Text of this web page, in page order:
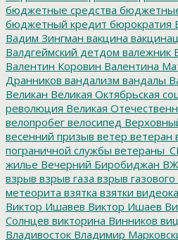
бюджетные средства
бюджетный кредит бюрократия
Вадим Зингман вакцина
Валдгеймский детдом валежник
Валентин Коровин Валентина
Дранников вандализм вандалы
Великан Великая Октябрьская
революция Великая
велопробег велосипед
весенний призыв ветер ветеран
пограничной службы
жилье Вечерний Биробиджан
взрыв взрыв газа взрыв
метеорита взятка взятки
Виктор Ишавев Виктор Ишаев
Солнцев викторина Винников
Владивосток Владимир